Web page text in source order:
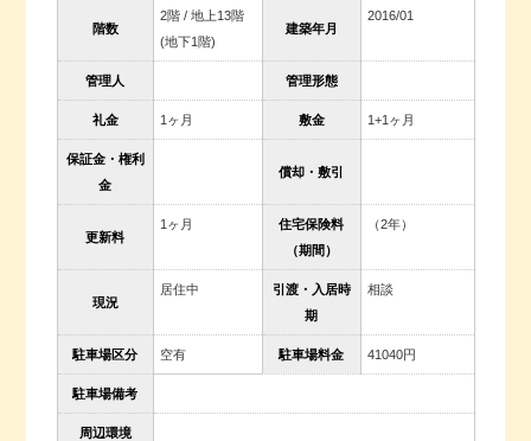
階数
2階 / 地上13階
(地下1階)
建築年月
2016/01
管理人 管理形態
礼金 1ヶ月 敷金 1+1ヶ月
保証金・権利
金
償却・敷引
更新料
1ヶ月
住宅保険料
（期間）
（2年）
現況
居住中
引渡・入居時
期
相談
駐車場区分 空有 駐車場料金 41040円
駐車場備考
周辺環境